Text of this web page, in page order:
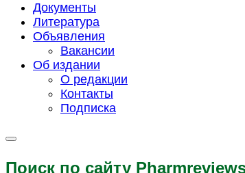
Документы
Литература
Объявления
Вакансии
Об издании
О редакции
Контакты
Подписка
Поиск по сайту